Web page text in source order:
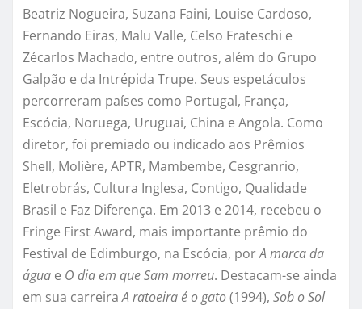
Beatriz Nogueira, Suzana Faini, Louise Cardoso,
Fernando Eiras, Malu Valle, Celso Frateschi e
Zécarlos Machado, entre outros, além do Grupo
Galpão e da Intrépida Trupe. Seus espetáculos
percorreram países como Portugal, França,
Escócia, Noruega, Uruguai, China e Angola. Como
diretor, foi premiado ou indicado aos Prêmios
Shell, Molière, APTR, Mambembe, Cesgranrio,
Eletrobrás, Cultura Inglesa, Contigo, Qualidade
Brasil e Faz Diferença. Em 2013 e 2014, recebeu o
Fringe First Award, mais importante prêmio do
Festival de Edimburgo, na Escócia, porA marca da
água e O dia em que Sam morreu. Destacam-se ainda
em sua carreiraA ratoeira é o gato(1994), Sob o Sol